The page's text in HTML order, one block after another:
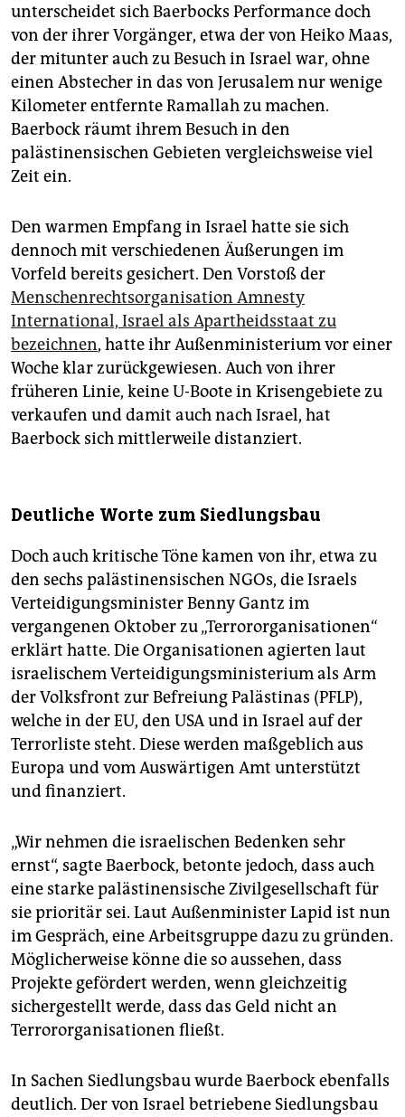
unterscheidet sich Baerbocks Performance doch
von der ihrer Vorgänger, etwa der von Heiko Maas,
der mitunter auch zu Besuch in Israel war, ohne
einen Abstecher in das von Jerusalem nur wenige
Kilometer entfernte Ramallah zu machen.
Baerbock räumt ihrem Besuch in den
palästinensischen Gebieten vergleichsweise viel
Zeit ein.
Den warmen Empfang in Israel hatte sie sich
dennoch mit verschiedenen Äußerungen im
Vorfeld bereits gesichert. Den Vorstoß der
Menschenrechtsorganisation Amnesty
International, Israel als Apartheidsstaat zu
bezeichnen, hatte ihr Außenministerium vor einer
Woche klar zurückgewiesen. Auch von ihrer
früheren Linie, keine U-Boote in Krisengebiete zu
verkaufen und damit auch nach Israel, hat
Baerbock sich mittlerweile dis­tanziert.
Deutliche Worte zum Siedlungsbau
Doch auch kritische Töne kamen von ihr, etwa zu
den sechs palästinensischen NGOs, die Israels
Verteidigungsminister Benny Gantz im
vergangenen Oktober zu „Terrororganisationen“
erklärt hatte. Die Organisationen agierten laut
israelischem Verteidigungsministerium als Arm
der Volksfront zur Befreiung Palästinas (PFLP),
welche in der EU, den USA und in Israel auf der
Terrorliste steht. Diese werden maßgeblich aus
Europa und vom Auswärtigen Amt unterstützt
und finanziert.
„Wir nehmen die israelischen Bedenken sehr
ernst“, sagte Baerbock, betonte jedoch, dass auch
eine starke palästinensische Zivilgesellschaft für
sie prioritär sei. Laut Außenminister Lapid ist nun
im Gespräch, eine Arbeitsgruppe dazu zu gründen.
Möglicherweise könne die so aussehen, dass
Projekte gefördert werden, wenn gleichzeitig
sichergestellt werde, dass das Geld nicht an
Terrororganisationen fließt.
In Sachen Siedlungsbau wurde Baer­bock ebenfalls
deutlich. Der von Israel betriebene Siedlungsbau